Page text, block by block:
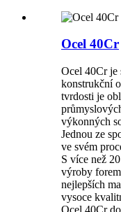
Ocel 40Cr
Ocel 40Cr je
konstrukční
tvrdosti je
výkonných
Jednou ze
ve svém
S více než
výroby
nejlepších
vysoce
Ocel 40Cr